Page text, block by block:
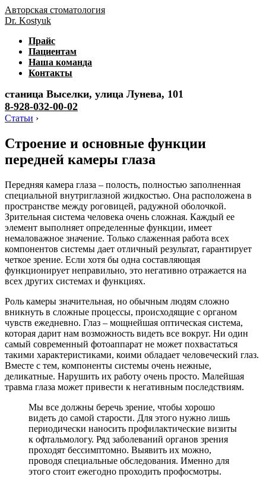
Авторская стоматология
Dr. Kostyuk
Прайс
Пациентам
Наша команда
Контакты
станица Выселки, улица Лунева, 101
8-928-032-00-02
Статьи ›
Строение и основные функции
передней камеры глаза
Передняя камера глаза – полость, полностью заполненная
специальной внутриглазной жидкостью. Она расположена в
пространстве между роговицей, радужной оболочкой.
Зрительная система человека очень сложная. Каждый ее
элемент выполняет определенные функции, имеет
немаловажное значение. Только слаженная работа всех
компонентов системы дает отличный результат, гарантирует
четкое зрение. Если хотя бы одна составляющая
функционирует неправильно, это негативно отражается на
всех других системах и функциях.
Роль камеры значительная, но обычным людям сложно
вникнуть в сложные процессы, происходящие с органом
чувств ежедневно. Глаз – мощнейшая оптическая система,
которая дарит нам возможность видеть все вокруг. Ни один
самый современный фотоаппарат не может похвастаться
такими характеристиками, коими обладает человеческий глаз.
Вместе с тем, компоненты системы очень нежные,
деликатные. Нарушить их работу очень просто. Малейшая
травма глаза может привести к негативным последствиям.
Мы все должны беречь зрение, чтобы хорошо
видеть до самой старости. Для этого нужно лишь
периодически наносить профилактические визиты
к офтальмологу. Ряд заболеваний органов зрения
проходят бессимптомно. Выявить их можно,
проводя специальные обследования. Именно для
этого стоит ежегодно проходить профосмотры.